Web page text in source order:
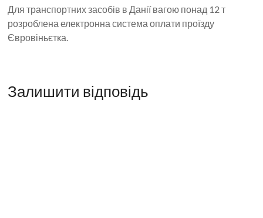
Для транспортних засобів в Данії вагою понад 12 т
розроблена електронна система оплати проїзду
Євровіньєтка.
Залишити відповідь